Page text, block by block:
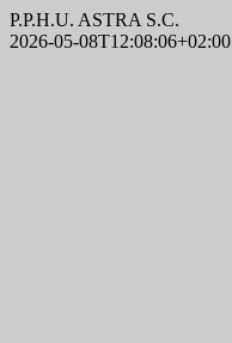
P.P.H.U. ASTRA S.C.
2026-05-08T12:08:06+02:00